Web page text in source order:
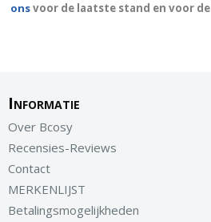
onsvoor de laatste stand en voor de
Informatie
Over Bcosy
Recensies-Reviews
Contact
MERKENLIJST
Betalingsmogelijkheden